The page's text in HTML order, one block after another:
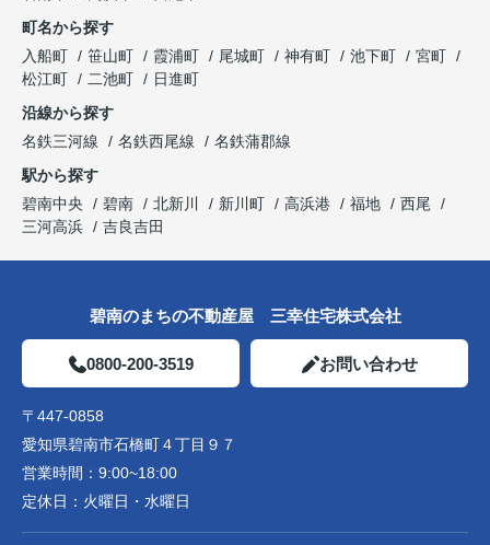
町名から探す
入船町
笹山町 霞浦町 尾城町 神有町 池下町
宮町
松江町
二池町
日進町
沿線から探す
名鉄三河線
名鉄西尾線
名鉄蒲郡線
駅から探す
碧南中央
碧南 北新川 新川町 高浜港 福地
西尾
三河高浜
吉良吉田
碧南のまちの不動産屋 三幸住宅株式会社
0800-200-3519 お問い合わせ
〒447-0858
愛知県碧南市石橋町４丁目９７
営業時間： 9:00~18:00
定休日： 火曜日・水曜日